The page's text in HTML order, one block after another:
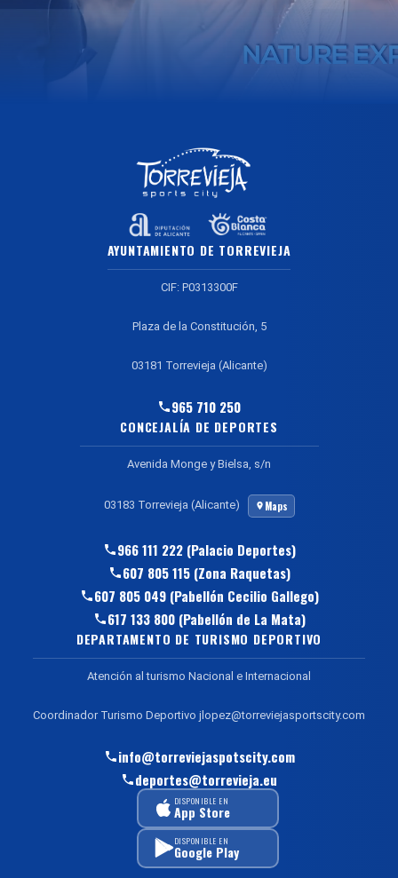
AYUNTAMIENTO DE TORREVIEJA
CIF: P0313300F
Plaza de la Constitución, 5
03181 Torrevieja (Alicante)
965 710 250
CONCEJALÍA DE DEPORTES
Avenida Monge y Bielsa, s/n
03183 Torrevieja (Alicante) Maps
966 111 222 (Palacio Deportes)
607 805 115 (Zona Raquetas)
607 805 049 (Pabellón Cecilio Gallego)
617 133 800 (Pabellón de La Mata)
DEPARTAMENTO DE TURISMO DEPORTIVO
Atención al turismo Nacional e Internacional
Coordinador Turismo Deportivo jlopez@torreviejasportscity.com
info@torreviejaspotscity.com
deportes@torrevieja.eu
DISPONIBLE EN
App Store
DISPONIBLE EN
Google Play